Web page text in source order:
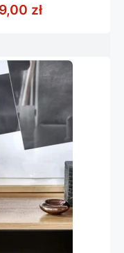
złZakres cen: